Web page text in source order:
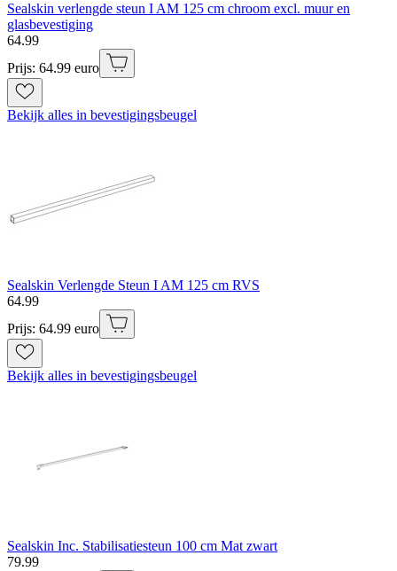
Sealskin verlengde steun I AM 125 cm chroom excl. muur en
glasbevestiging
64.99
Prijs: 64.99 euro
Bekijk alles in bevestigingsbeugel
Sealskin Verlengde Steun I AM 125 cm RVS
64.99
Prijs: 64.99 euro
Bekijk alles in bevestigingsbeugel
Sealskin Inc. Stabilisatiesteun 100 cm Mat zwart
79.99